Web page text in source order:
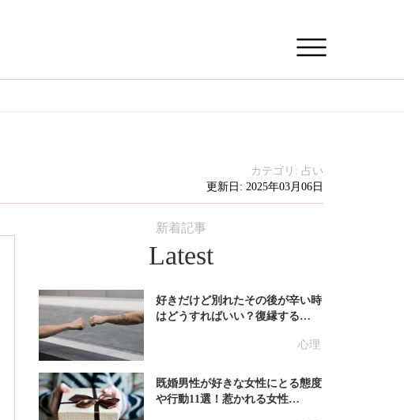
カテゴリ: 占い
更新日: 2025年03月06日
新着記事
Latest
心理
好きだけど別れたその後が辛い時
はどうすればいい？復縁する…
既婚男性が好きな女性にとる態度
や行動11選！惹かれる女性…